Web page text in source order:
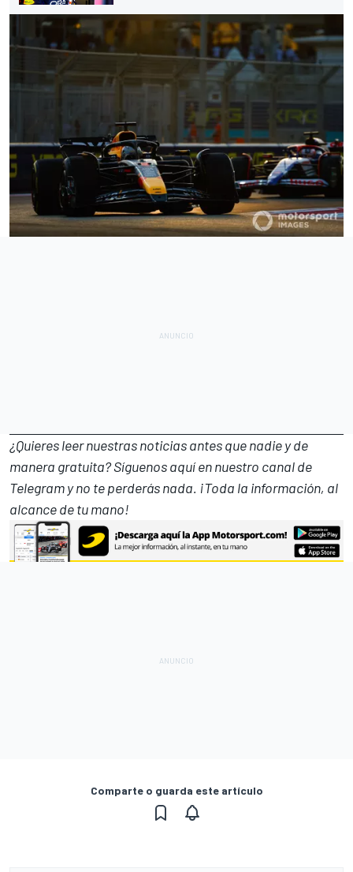
¿Quieres leer nuestras noticias antes que nadie y de
manera gratuita? Síguenosaquí en nuestro canal de
Telegramy no te perderás nada. ¡Toda la información, al
alcance de tu mano!
Comparte o guarda este artículo